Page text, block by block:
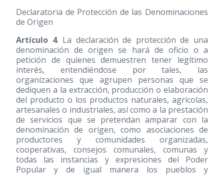
Declaratoria de Protección de las Denominaciones
de Origen
Artículo 4. La declaración de protección de una
denominación de origen se hará de oficio o a
petición de quienes demuestren tener legítimo
interés, entendiéndose por tales, las
organizaciones que agrupen personas que se
dediquen a la extracción, producción o elaboración
del producto o los productos naturales, agrícolas,
artesanales o industriales, así como a la prestación
de servicios que se pretendan amparar con la
denominación de origen, como asociaciones de
productores y comunidades organizadas,
cooperativas, consejos comunales, comunas y
todas las instancias y expresiones del Poder
Popular y de igual manera los pueblos y